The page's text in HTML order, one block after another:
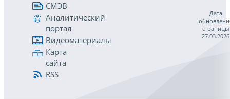
СМЭВ
Аналитический
портал
Видеоматериалы
Карта
сайта
RSS
Дата
страницы
27.03.2026